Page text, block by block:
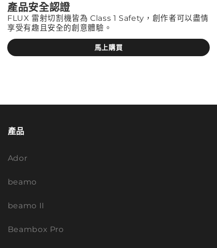
產品安全認證
FLUX 雷射切割機皆為 Class 1 Safety，創作者可以盡情
享受有趣且安全的創意體驗。
馬上購買
產品
Ador
beamo
beamo II
Beambox Pro